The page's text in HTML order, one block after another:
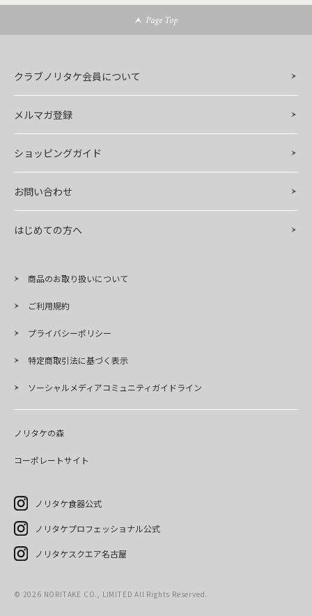
Page Top
クラブノリタケ会員について
メルマガ登録
ショッピングガイド
お問い合わせ
はじめての方へ
商品のお取り扱いについて
ご利用規約
プライバシーポリシー
特定商取引法に基づく表示
ソーシャルメディアコミュニティガイドライン
ノリタケの森
コーポレートサイト
ノリタケ食器公式
ノリタケプロフェッショナル公式
ノリタケスクエア名古屋
© 2026 NORITAKE CO., LIMITED All Rights Reserved.